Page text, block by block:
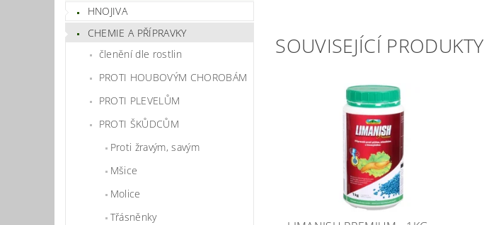
HNOJIVA
CHEMIE A PŘÍPRAVKY
členění dle rostlin
PROTI HOUBOVÝM CHOROBÁM
PROTI PLEVELŮM
PROTI ŠKŮDCŮM
Proti žravým, savým
Mšice
Molice
Třásněnky
SOUVISEJÍCÍ PRODUKTY